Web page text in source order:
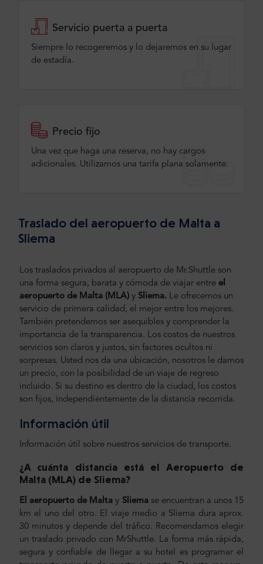
Servicio puerta a puerta
Siempre lo recogeremos y lo dejaremos en su lugar
de estadía.
Precio fijo
Una vez que haga una reserva, no hay cargos
adicionales. Utilizamos una tarifa plana solamente.
Traslado del aeropuerto de Malta a
Sliema
Los traslados privados al aeropuerto de Mr.Shuttle son
una forma segura, barata y cómoda de viajar entre el
aeropuerto de Malta (MLA) y Sliema. Le ofrecemos un
servicio de primera calidad, el mejor entre los mejores.
También pretendemos ser asequibles y comprender la
importancia de la transparencia. Los costos de nuestros
servicios son claros y justos, sin factores ocultos ni
sorpresas. Usted nos da una ubicación, nosotros le damos
un precio, con la posibilidad de un viaje de regreso
incluido. Si su destino es dentro de la ciudad, los costos
son fijos, independientemente de la distancia recorrida.
Información útil
Información útil sobre nuestros servicios de transporte.
¿A cuánta distancia está el Aeropuerto de
Malta (MLA) de Sliema?
El aeropuerto de Malta y Sliemase encuentran a unos 15
km el uno del otro. El viaje medio a Sliema dura aprox.
30 minutos y depende del tráfico. Recomendamos elegir
un traslado privado con MrShuttle. La forma más rápida,
segura y confiable de llegar a su hotel es programar el